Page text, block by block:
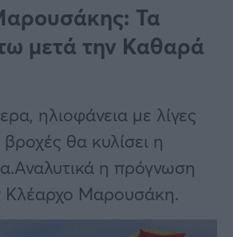
Τα
μετά την Καθαρά
ηλιοφάνεια με λίγες
βροχές θα κυλίσει η
η πρόγνωση
Κλέαρχο Μαρουσάκη.